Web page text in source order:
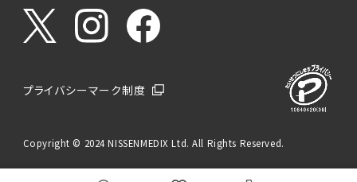
プライバシーマーク制度
Copyright © 2024 NISSENMEDIX Ltd. All Rights Reserved.